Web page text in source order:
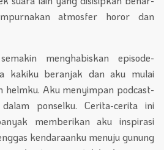
atmosfer horor dan
menghabiskan episode-
kakiku beranjak dan aku mulai
helmku. Aku menyimpan podcast-
ponselku. Cerita-cerita ini
memberikan aku inspirasi
kendaraanku menuju gunung